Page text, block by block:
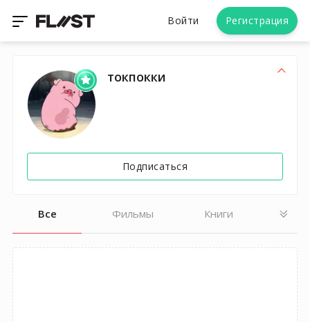
Войти Регистрация
токпокки
Подписаться
Все Фильмы Книги